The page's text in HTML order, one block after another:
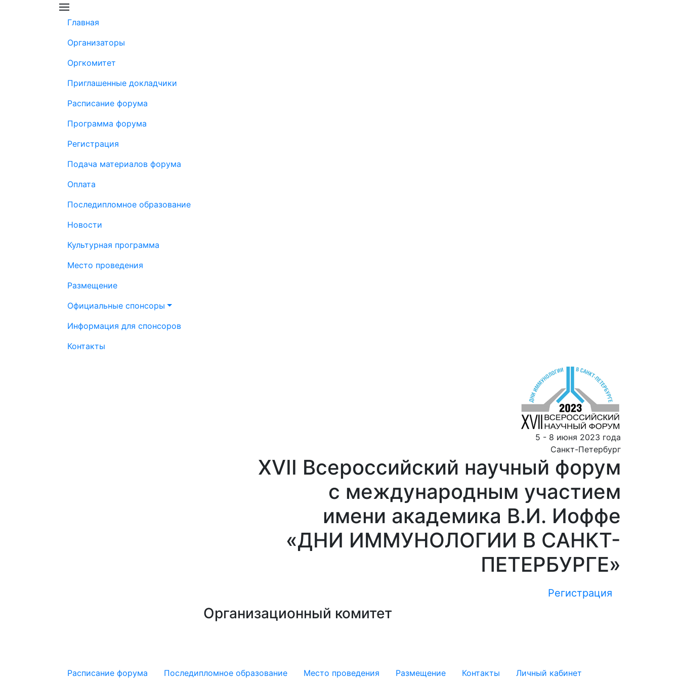
Главная
Организаторы
Оргкомитет
Приглашенные докладчики
Расписание форума
Программа форума
Регистрация
Подача материалов форума
Оплата
Последипломное образование
Новости
Культурная программа
Место проведения
Размещение
Официальные спонсоры
Информация для спонсоров
Контакты
5 - 8 июня 2023 года
Санкт-Петербург
ХVII Всероссийский научный форум
с международным участием
имени академика В.И. Иоффе
«ДНИ ИММУНОЛОГИИ В САНКТ-
ПЕТЕРБУРГЕ»
Регистрация
Организационный комитет
Расписание форума Последипломное образование Место проведения Размещение Контакты Личный кабинет